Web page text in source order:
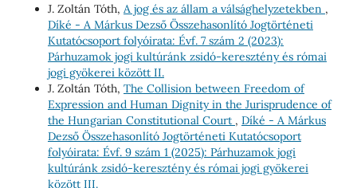
J. Zoltán Tóth, A jog és az állam a válsághelyzetekben ,
Díké - A Márkus Dezső Összehasonlító Jogtörténeti
Kutatócsoport folyóirata: Évf. 7 szám 2 (2023):
Párhuzamok jogi kultúránk zsidó-keresztény és római
jogi gyökerei között II.
J. Zoltán Tóth, The Collision between Freedom of
Expression and Human Dignity in the Jurisprudence of
the Hungarian Constitutional Court , Díké - A Márkus
Dezső Összehasonlító Jogtörténeti Kutatócsoport
folyóirata: Évf. 9 szám 1 (2025): Párhuzamok jogi
kultúránk zsidó-keresztény és római jogi gyökerei
között III.